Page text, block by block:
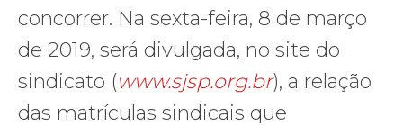
concorrer. Na sexta-feira, 8 de março
de 2019, será divulgada, no site do
sindicato (www.sjsp.org.br), a relação
das matrículas sindicais que